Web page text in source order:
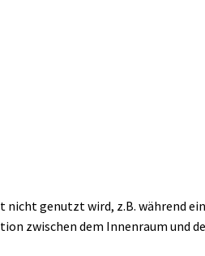
genutzt wird, z.B. während
zwischen dem Innenraum und